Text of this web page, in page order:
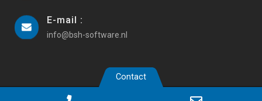
E-mail :
info@bsh-software.nl
Copyright 2019 Business Software Haaglanden |
Contact